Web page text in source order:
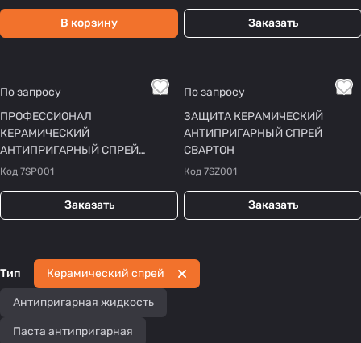
В корзину Заказать
По запросу
ПРОФЕССИОНАЛ
КЕРАМИЧЕСКИЙ
АНТИПРИГАРНЫЙ СПРЕЙ
СВАРТОН
Код 7SP001
Заказать
По запросу
ЗАЩИТА КЕРАМИЧЕСКИЙ
АНТИПРИГАРНЫЙ СПРЕЙ
СВАРТОН
Код 7SZ001
Заказать
Тип
Антипригарная жидкость
Керамический спрей
Паста антипригарная